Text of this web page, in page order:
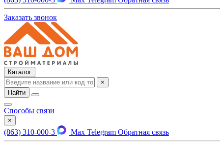
Заказать звонок
Каталог
×
Найти
Способы связи
×
(863) 310-000-3 Max Telegram Обратная связь